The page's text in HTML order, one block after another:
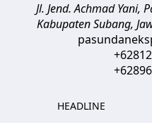
Jl. Jend. Achmad Yani,
Kabupaten Subang,
HEADLINE